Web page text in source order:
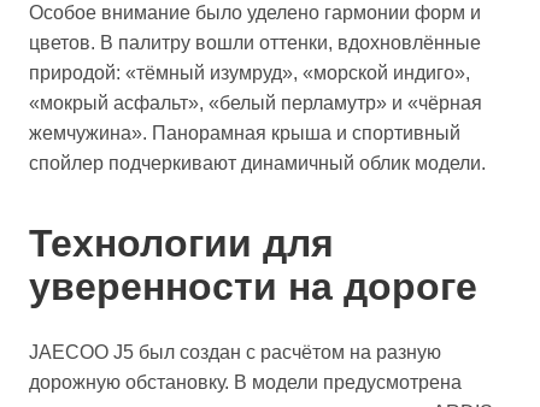
Особое внимание было уделено гармонии форм и
цветов. В палитру вошли оттенки, вдохновлённые
природой: «тёмный изумруд», «морской индиго»,
«мокрый асфальт», «белый перламутр» и «чёрная
жемчужина». Панорамная крыша и спортивный
спойлер подчеркивают динамичный облик модели.
Технологии для
уверенности на дороге
JAECOO J5 был создан с расчётом на разную
дорожную обстановку. В модели предусмотрена